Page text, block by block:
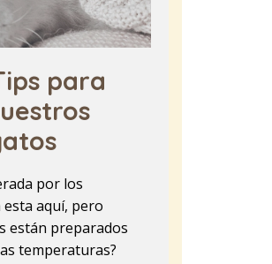
para
por los
aquí, pero
están preparados
temperaturas?